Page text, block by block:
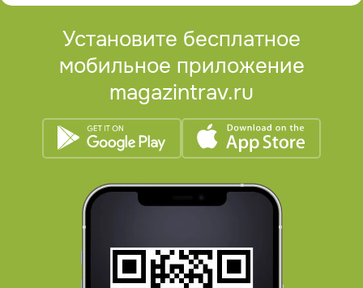
Установите бесплатное
мобильное приложение
magazintrav.ru